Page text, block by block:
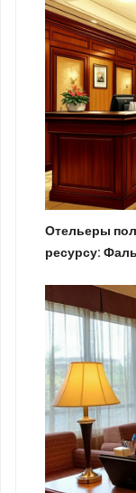
Отельеры
ресурсу: